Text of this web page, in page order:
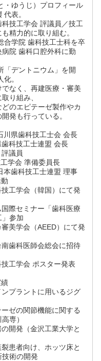
・ゆうじ）プロフィール
表。
技工学会 評議員／技工
精力的に取り組む。
合学院 歯科技工士科を卒
院 歯科口腔外科に勤
「デントニウム」を開
。
なく、再建医療・審美
り組み、
のエピテーゼ製作やカ
発も行っている。
川県歯科技工士会 会長
科技工士連盟 会長
議員
学会 準備委員長
本歯科技工士連盟 理事
工学会（韓国）にて発
際セミナー「歯科医療
」参加
美学会（AEED）にて発
歯科医師会総会に招待
工学会 ポスター発表
プラントに用いるジグ
ゼの関節機能に関する
専）
開発（金沢工業大学と
患者向け、ホッツ床と
術の開発